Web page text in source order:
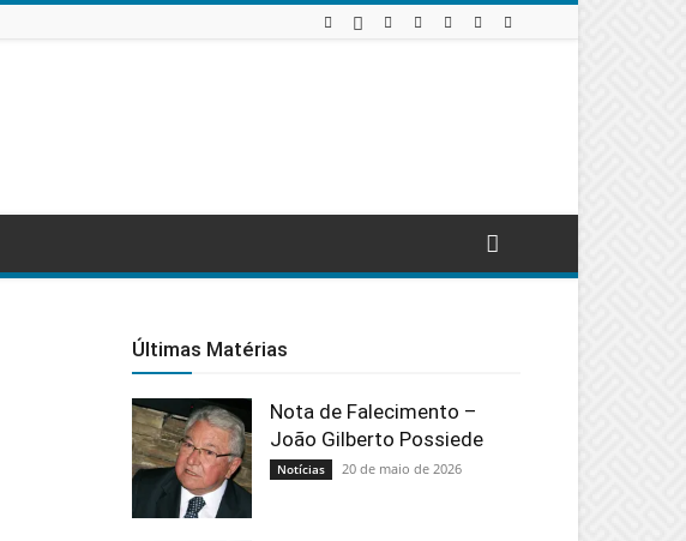
Últimas Matérias
Nota de Falecimento –
João Gilberto Possiede
Notícias 20 de maio de 2026